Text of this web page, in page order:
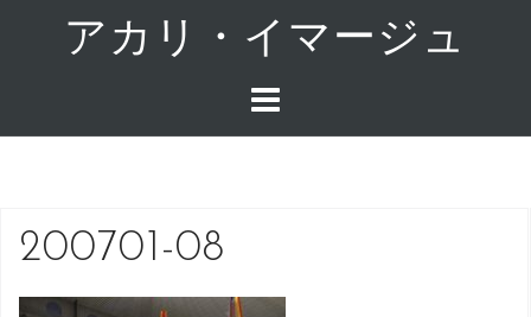
ツ
アカリ・イマージュ
200701-08